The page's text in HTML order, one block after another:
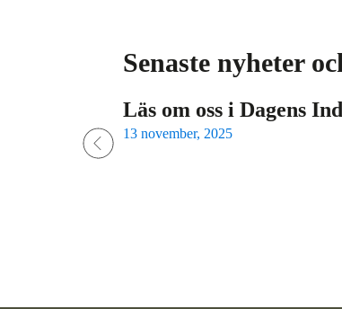
Senaste nyheter
Läs om oss i Dagens
13 november, 2025